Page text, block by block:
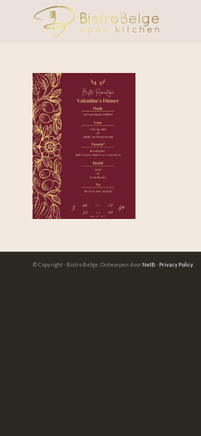
© Copyright - Bistro Belge. Ontworpen door NetB - Privacy Policy